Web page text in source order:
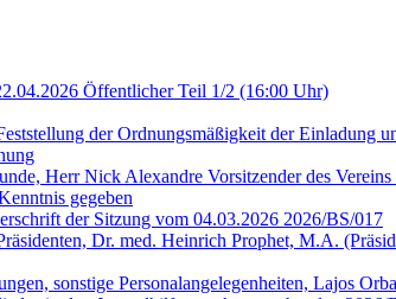
Öffentlicher Teil 1/2 (16:00 Uhr)
der Ordnungsmäßigkeit der Einladung
Herr Nick Alexandre Vorsitzender des
gegeben
der Sitzung vom 04.03.2026 2026/BS/017
Dr. med. Heinrich Prophet, M.A.
sonstige Personalangelegenheiten, Lajos